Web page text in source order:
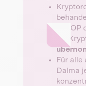
Die
Da
Für alle
Dalma